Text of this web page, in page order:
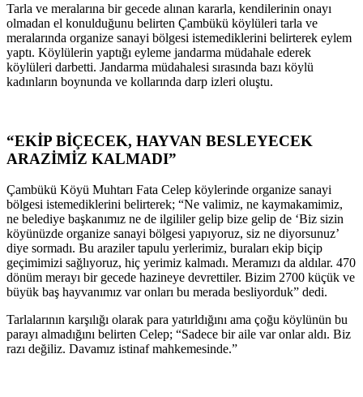
Tarla ve meralarına bir gecede alınan kararla, kendilerinin onayı
olmadan el konulduğunu belirten Çambükü köylüleri tarla ve
meralarında organize sanayi bölgesi istemediklerini belirterek eylem
yaptı. Köylülerin yaptığı eyleme jandarma müdahale ederek
köylüleri darbetti. Jandarma müdahalesi sırasında bazı köylü
kadınların boynunda ve kollarında darp izleri oluştu.
“EKİP BİÇECEK, HAYVAN BESLEYECEK
ARAZİMİZ KALMADI”
Çambükü Köyü Muhtarı Fata Celep köylerinde organize sanayi
bölgesi istemediklerini belirterek; “Ne valimiz, ne kaymakamimiz,
ne belediye başkanımız ne de ilgililer gelip bize gelip de ‘Biz sizin
köyünüzde organize sanayi bölgesi yapıyoruz, siz ne diyorsunuz’
diye sormadı. Bu araziler tapulu yerlerimiz, buraları ekip biçip
geçimimizi sağlıyoruz, hiç yerimiz kalmadı. Meramızı da aldılar. 470
dönüm merayı bir gecede hazineye devrettiler. Bizim 2700 küçük ve
büyük baş hayvanımız var onları bu merada besliyorduk” dedi.
Tarlalarının karşılığı olarak para yatırldığını ama çoğu köylünün bu
parayı almadığını belirten Celep; “Sadece bir aile var onlar aldı. Biz
razı değiliz. Davamız istinaf mahkemesinde.”